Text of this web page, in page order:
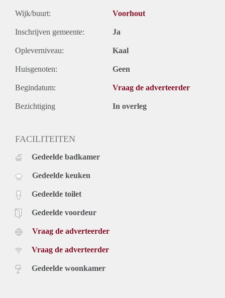
Wijk/buurt: Voorhout
Inschrijven gemeente: Ja
Opleverniveau: Kaal
Huisgenoten: Geen
Begindatum: Vraag de adverteerder
Bezichtiging In overleg
FACILITEITEN
Gedeelde badkamer
Gedeelde keuken
Gedeelde toilet
Gedeelde voordeur
Vraag de adverteerder
Vraag de adverteerder
Gedeelde woonkamer